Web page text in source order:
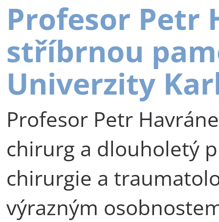
Profesor Petr
stříbrnou
Univerzity
Profesor Petr
chirurg a dlouholetý
chirurgie a
výrazným